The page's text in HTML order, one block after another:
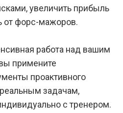
увеличить прибыль
от форс-мажоров.
работа над вашим
примените
проактивного
задачам,
с тренером.